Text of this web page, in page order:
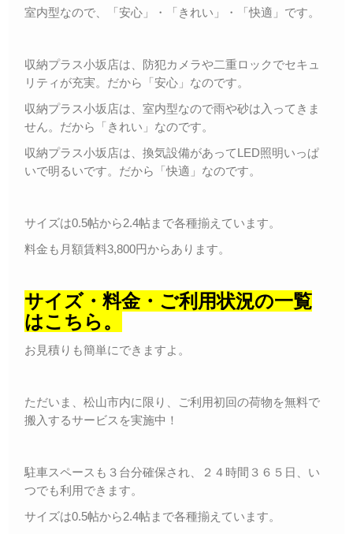
室内型なので、「安心」・「きれい」・「快適」です。
収納プラス小坂店は、防犯カメラや二重ロックでセキュ
リティが充実。だから「安心」なのです。
収納プラス小坂店は、室内型なので雨や砂は入ってきま
せん。だから「きれい」なのです。
収納プラス小坂店は、換気設備があってLED照明いっぱ
いで明るいです。だから「快適」なのです。
サイズは0.5帖から2.4帖まで各種揃えています。
料金も月額賃料3,800円からあります。
サイズ・料金・ご利用状況の一覧
はこちら。
お見積りも簡単にできますよ。
ただいま、松山市内に限り、ご利用初回の荷物を無料で
搬入するサービスを実施中！
駐車スペースも３台分確保され、２４時間３６５日、い
つでも利用できます。
サイズは0.5帖から2.4帖まで各種揃えています。